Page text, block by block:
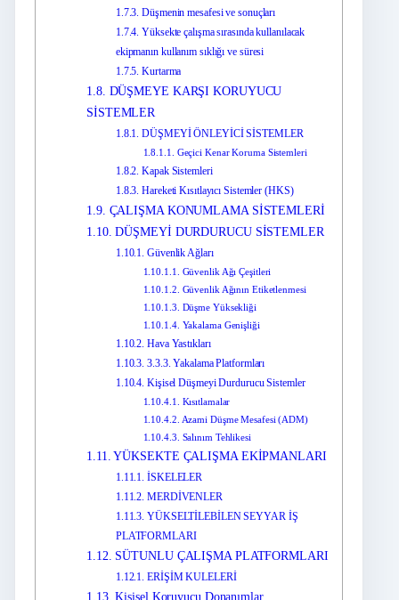
1.7.3. Düşmenin mesafesi ve sonuçları
1.7.4. Yüksekte çalışma sırasında kullanılacak
ekipmanın kullanım sıklığı ve süresi
1.7.5. Kurtarma
1.8. DÜŞMEYE KARŞI KORUYUCU
SİSTEMLER
1.8.1. DÜŞMEYİ ÖNLEYİCİ SİSTEMLER
1.8.1.1. Geçici Kenar Koruma Sistemleri
1.8.2. Kapak Sistemleri
1.8.3. Hareketi Kısıtlayıcı Sistemler (HKS)
1.9. ÇALIŞMA KONUMLAMA SİSTEMLERİ
1.10. DÜŞMEYİ DURDURUCU SİSTEMLER
1.10.1. Güvenlik Ağları
1.10.1.1.
Güvenlik Ağı Çeşitleri
1.10.1.2. Güvenlik Ağının Etiketlenmesi
1.10.1.3. Düşme Yüksekliği
1.10.1.4. Yakalama Genişliği
1.10.2. Hava Yastıkları
1.10.3. 3.3.3. Yakalama Platformları
1.10.4. Kişisel Düşmeyi Durdurucu Sistemler
1.10.4.1.
Kısıtlamalar
1.10.4.2. Azami Düşme Mesafesi (ADM)
1.10.4.3. Salınım Tehlikesi
1.11. YÜKSEKTE ÇALIŞMA EKİPMANLARI
1.11.1. İSKELELER
1.11.2. MERDİVENLER
1.11.3. YÜKSELTİLEBİLEN SEYYAR İŞ
PLATFORMLARI
1.12. SÜTUNLU ÇALIŞMA PLATFORMLARI
1.12.1. ERİŞİM KULELERİ
1.13. Kişisel Koruyucu Donanımlar